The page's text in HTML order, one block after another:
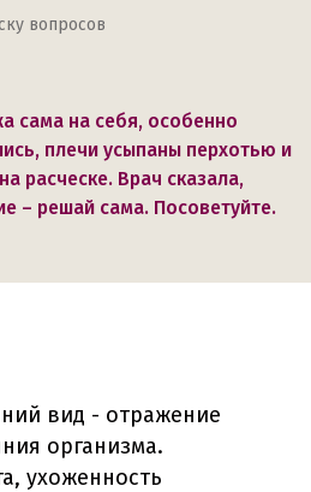
вопросов
сама на себя, особенно
плечи усыпаны перхотью и
расческе. Врач сказала,
– решай сама. Посоветуйте.
вид - отражение
организма.
ухоженность